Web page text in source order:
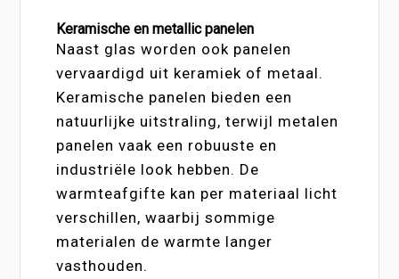
Keramische en metallic panelen
Naast glas worden ook panelen
vervaardigd uit keramiek of metaal.
Keramische panelen bieden een
natuurlijke uitstraling, terwijl metalen
panelen vaak een robuuste en
industriële look hebben. De
warmteafgifte kan per materiaal licht
verschillen, waarbij sommige
materialen de warmte langer
vasthouden.